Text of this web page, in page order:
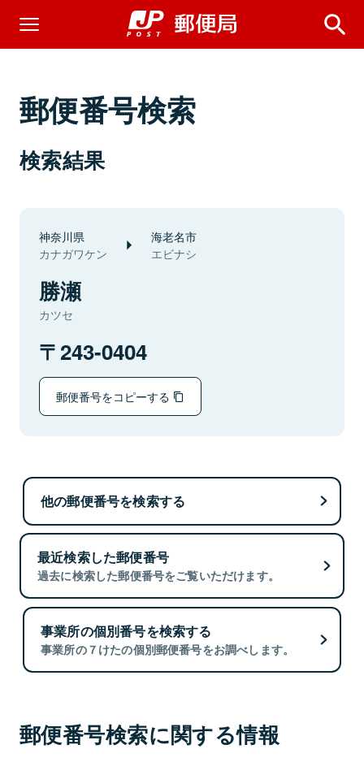
郵便番号検索
検索結果
神奈川県
カナガワケン
海老名市
エビナシ
勝瀬
カツセ
243-0404
郵便番号をコピーする
他の郵便番号を検索する
最近検索した郵便番号
過去に検索した郵便番号をご覧いただけます。
事業所の個別番号を検索する
事業所の７けたの個別郵便番号をお調べします。
郵便番号検索に関する情報